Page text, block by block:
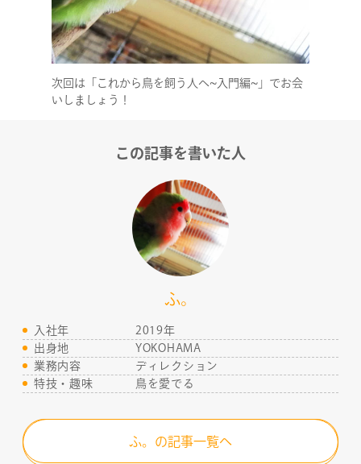
次回は「これから鳥を飼う人へ~入門編~」でお会
いしましょう！
この記事を書いた人
ふ。
入社年
2019年
出身地
YOKOHAMA
業務内容
ディレクション
特技・趣味
鳥を愛でる
ふ。の記事一覧へ